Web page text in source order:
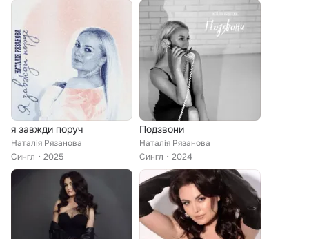
я завжди поруч
Наталія Рязанова
Сингл
2025
Подзвони
Наталія Рязанова
Сингл
2024